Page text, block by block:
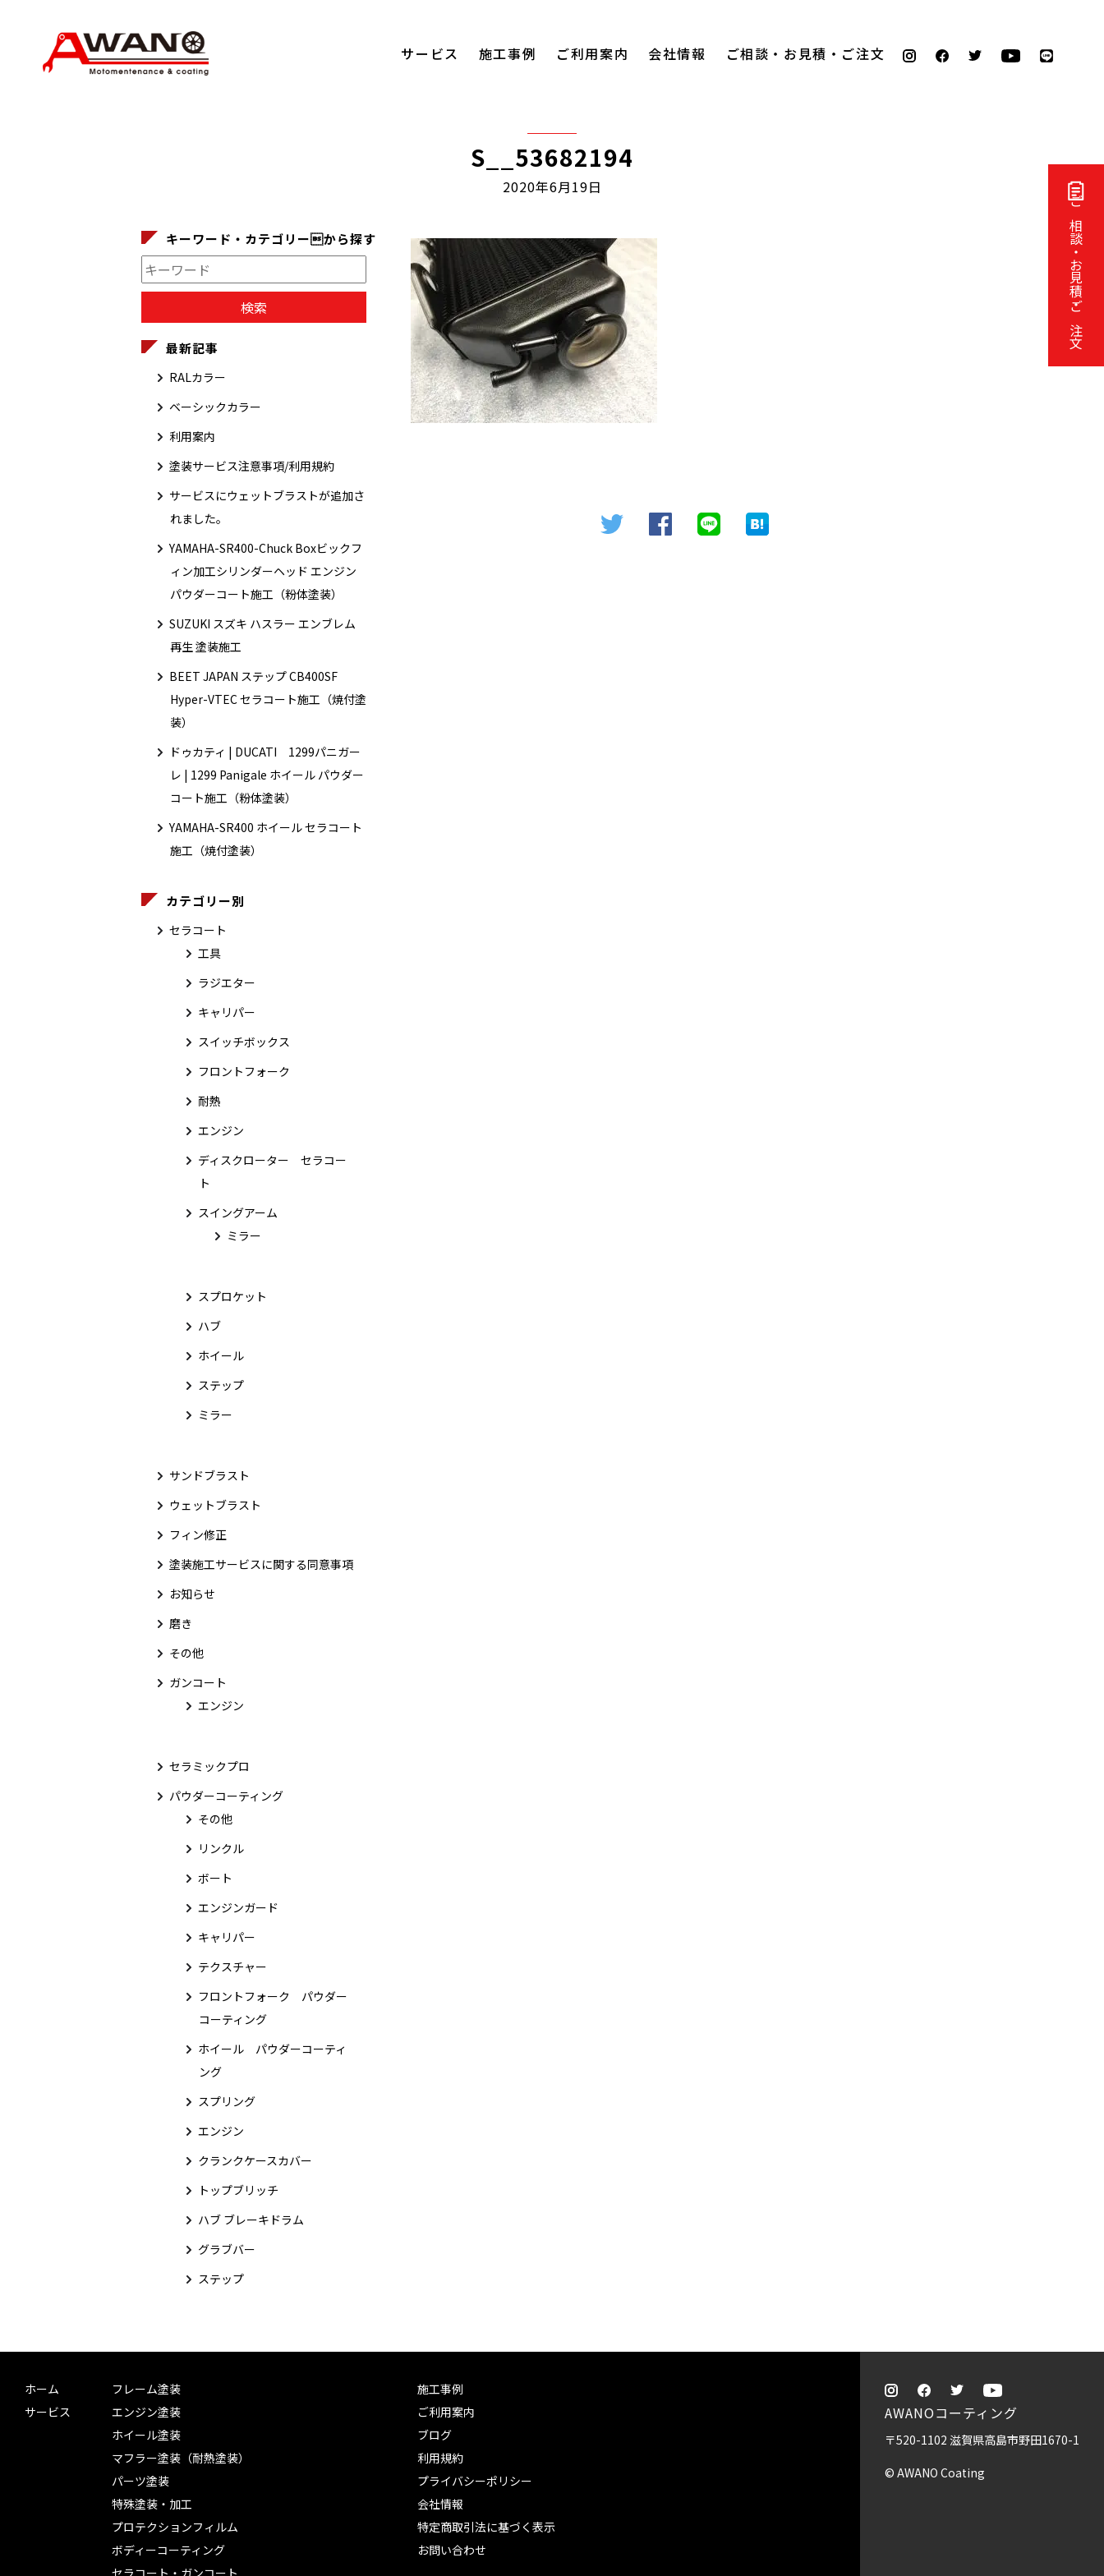
ご相談・お見積・ご注文
サービス 施工事例 ご利用案内 会社情報 ご相談・お見積・ご注文
S__53682194
2020年6月19日
キーワード・カテゴリーから探す
最新記事
RALカラー
ベーシックカラー
利用案内
塗装サービス注意事項/利用規約
サービスにウェットブラストが追加さ
れました。
YAMAHA-SR400-Chuck Boxビックフ
ィン加工シリンダーヘッド エンジン
パウダーコート施工（粉体塗装）
SUZUKI スズキ ハスラー エンブレム
再生 塗装施工
BEET JAPAN ステップ CB400SF
Hyper-VTEC セラコート施工（焼付塗
装）
ドゥカティ | DUCATI 1299パニガー
レ | 1299 Panigale ホイール パウダー
コート施工（粉体塗装）
YAMAHA-SR400 ホイール セラコート
施工（焼付塗装）
カテゴリー別
セラコート
工具
ラジエター
キャリパー
スイッチボックス
フロントフォーク
耐熱
エンジン
ディスクローター セラコー
ト
スイングアーム
ミラー
スプロケット
ハブ
ホイール
ステップ
ミラー
サンドブラスト
ウェットブラスト
フィン修正
塗装施工サービスに関する同意事項
お知らせ
磨き
その他
ガンコート
エンジン
セラミックプロ
パウダーコーティング
その他
リンクル
ボート
エンジンガード
キャリパー
テクスチャー
フロントフォーク パウダー
コーティング
ホイール パウダーコーティ
ング
スプリング
エンジン
クランクケースカバー
トップブリッチ
ハブ ブレーキドラム
グラブバー
ステップ
ホーム
サービス
フレーム塗装
エンジン塗装
ホイール塗装
マフラー塗装（耐熱塗装）
パーツ塗装
特殊塗装・加工
プロテクションフィルム
ボディーコーティング
セラコート・ガンコート
施工事例
ご利用案内
ブログ
利用規約
プライバシーポリシー
会社情報
特定商取引法に基づく表示
お問い合わせ
AWANOコーティング
〒520-1102 滋賀県高島市野田1670-1
© AWANO Coating